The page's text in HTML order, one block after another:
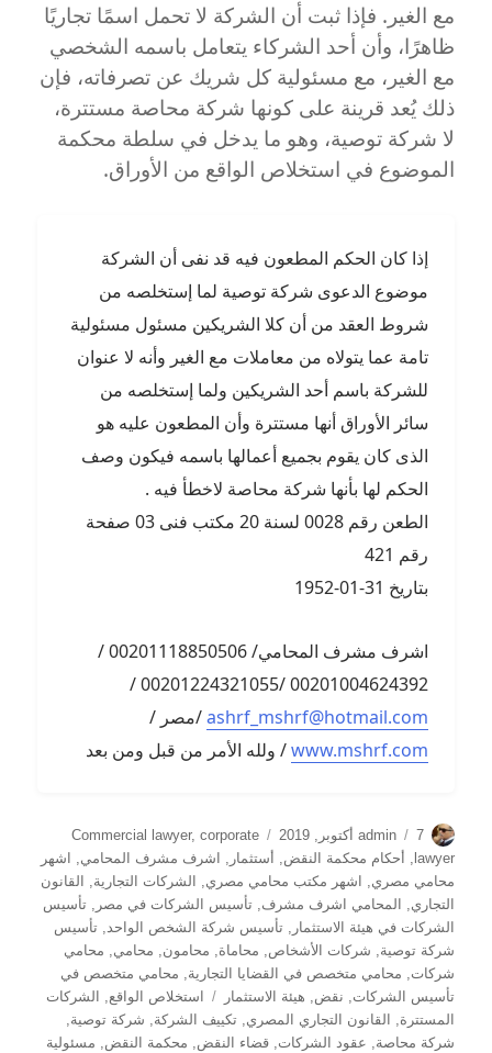
مع الغير. فإذا ثبت أن الشركة لا تحمل اسمًا تجاريًا
ظاهرًا، وأن أحد الشركاء يتعامل باسمه الشخصي
مع الغير، مع مسئولية كل شريك عن تصرفاته، فإن
ذلك يُعد قرينة على كونها شركة محاصة مستترة،
لا شركة توصية، وهو ما يدخل في سلطة محكمة
الموضوع في استخلاص الواقع من الأوراق.
إذا كان الحكم المطعون فيه قد نفى أن الشركة
موضوع الدعوى شركة توصية لما إستخلصه من
شروط العقد من أن كلا الشريكين مسئول مسئولية
تامة عما يتولاه من معاملات مع الغير وأنه لا عنوان
للشركة باسم أحد الشريكين ولما إستخلصه من
سائر الأوراق أنها مستترة وأن المطعون عليه هو
الذى كان يقوم بجميع أعمالها باسمه فيكون وصف
الحكم لها بأنها شركة محاصة لاخطأ فيه .
الطعن رقم 0028 لسنة 20 مكتب فنى 03 صفحة
رقم 421
بتاريخ 31-01-1952
اشرف مشرف المحامي/ 00201118850506 /
00201004624392 /00201224321055 /
ashrf_mshrf@hotmail.com/مصر /
www.mshrf.com/ ولله الأمر من قبل ومن بعد
الكاتبadmin
نُشرت
في
7 أكتوبر, 2019 التصنيفات Commercial lawyer, corporate
lawyer
, أحكام محكمة النقض, أستثمار , اشرف مشرف المحامي,
اشهر
محامي مصري, اشهر مكتب محامي مصري, الشركات التجارية,
القانون
التجاري, المحامي اشرف مشرف,تأسيس الشركات في مصر ,تأسيس
الشركات في هيئة الاستثمار ,تأسيس شركة الشخص الواحد,تأسيس
شركة توصية, شركات الأشخاص, محاماة, محامون, محامي, محامي
شركات, محامي متخصص في القضايا التجارية, محامي متخصص في
تأسيس الشركات, نقض, هيئة الاستثمار الوسوم
استخلاص الواقع,
الشركات
المستترة, القانون التجاري المصري,تكييف الشركة, شركة توصية,
شركة محاصة, عقود الشركات,قضاء النقض, محكمة النقض, مسئولية